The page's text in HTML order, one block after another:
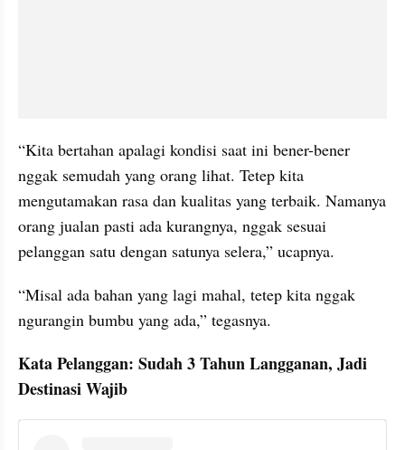
“Kita bertahan apalagi kondisi saat ini bener-bener
nggak semudah yang orang lihat. Tetep kita
mengutamakan rasa dan kualitas yang terbaik. Namanya
orang jualan pasti ada kurangnya, nggak sesuai
pelanggan satu dengan satunya selera,” ucapnya.
“Misal ada bahan yang lagi mahal, tetep kita nggak
ngurangin bumbu yang ada,” tegasnya.
Kata Pelanggan: Sudah 3 Tahun Langganan, Jadi
Destinasi Wajib